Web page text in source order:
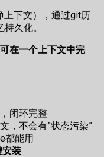
上下文），通过git历
久化。
在一个上下文中完
闭环完整
，不会有”状态污染”
都能用
装